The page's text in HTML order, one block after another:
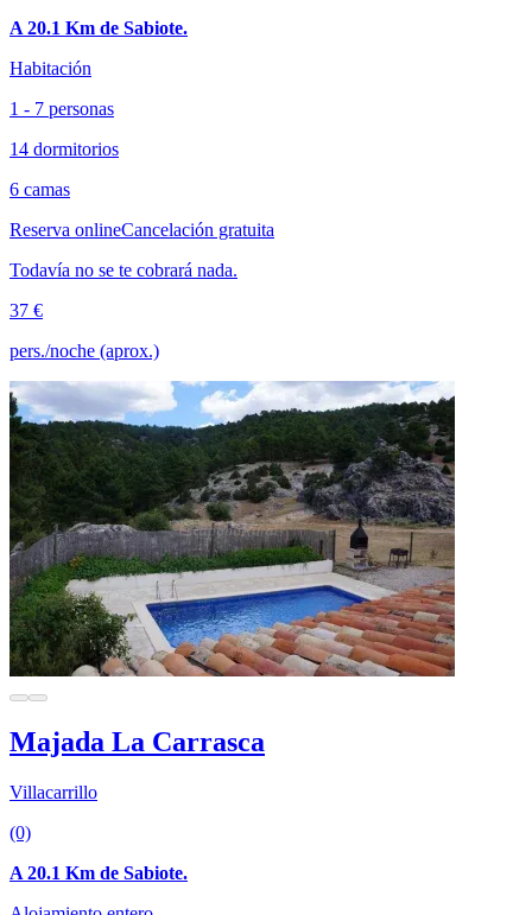
A 20.1 Km de Sabiote.
Habitación
1 - 7 personas
14 dormitorios
6 camas
Reserva onlineCancelación gratuita
Todavía no se te cobrará nada.
37 €
pers./noche (aprox.)
Majada La Carrasca
Villacarrillo
(0)
A 20.1 Km de Sabiote.